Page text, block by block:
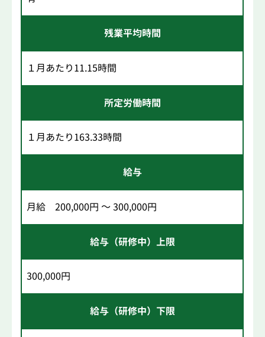
残業平均時間
１月あたり11.15時間
所定労働時間
１月あたり163.33時間
給与
月給 200,000円 ～ 300,000円
給与（研修中）上限
300,000円
給与（研修中）下限